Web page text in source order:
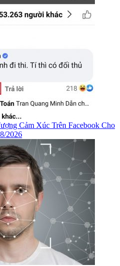
Cảm Xúc Trên Facebook Cho
2026